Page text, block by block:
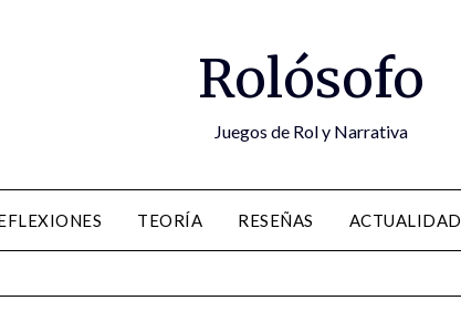
Rolósofo
Juegos de Rol y Narrativa
TEORÍA RESEÑAS ACTUALIDAD